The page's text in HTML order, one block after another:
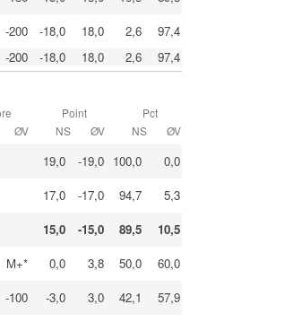
-200 -18,0 18,0 2,6
97,4
-200 -18,0 18,0 2,6 97,4
ØV
Point
NS
ØV
Pct
NS
ØV
19,0 -19,0 100,0
0,0
17,0 -17,0 94,7
5,3
15,0 -15,0 89,5
10,5
M+* 0,0 3,8 50,0
60,0
-100 -3,0 3,0 42,1
57,9